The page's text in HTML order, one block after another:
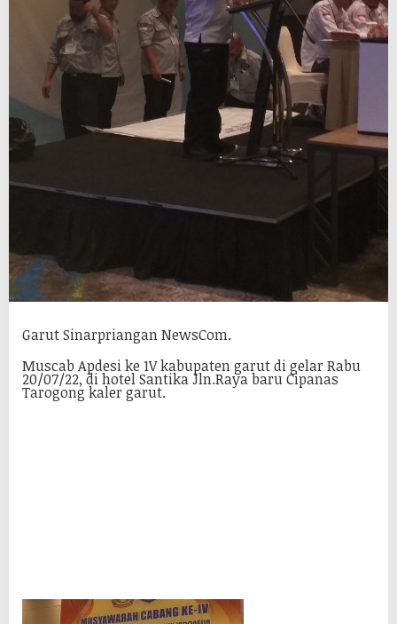
Garut Sinarpriangan NewsCom.
Muscab Apdesi ke 1V kabupaten garut di gelar Rabu
20/07/22, di hotel Santika Jln.Raya baru Cipanas
Tarogong kaler garut.